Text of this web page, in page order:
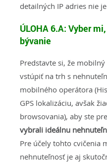
detailných IP adries nie
ÚLOHA 6.A: Vyber
bývanie
Predstavte si, že
vstúpiť na trh s
mobilného operátora
GPS lokalizáciu, avšak
browsovania), aby ste
vybrali ideálnu
Pre účely tohto cvičenia
nehnuteľnosť je aj